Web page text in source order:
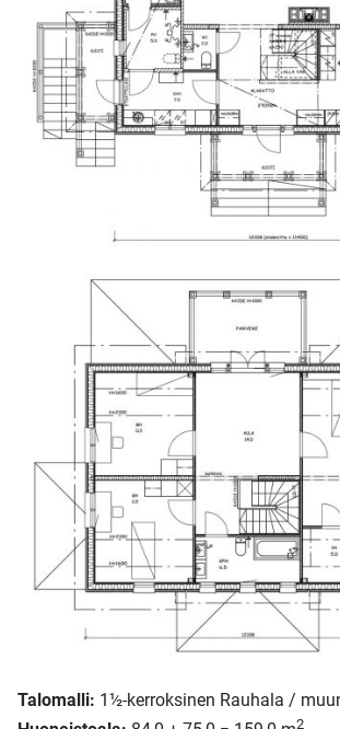
Talomalli: 1½-kerroksinen Rauhala /
2